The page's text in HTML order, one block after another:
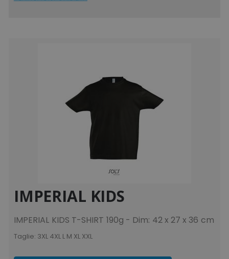
IMPERIAL KIDS
IMPERIAL KIDS T-SHIRT 190g - Dim: 42 x 27 x 36 cm
Taglie: 3XL 4XL L M XL XXL